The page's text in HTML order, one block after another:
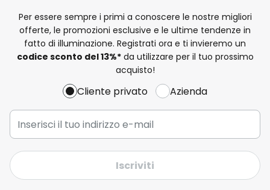
Per essere sempre i primi a conoscere le nostre migliori
offerte, le promozioni esclusive e le ultime tendenze in
fatto di illuminazione. Registrati ora e ti invieremo un
codice sconto del13%*da utilizzare per il tuo prossimo
acquisto!
Cliente privato Azienda
Iscriviti